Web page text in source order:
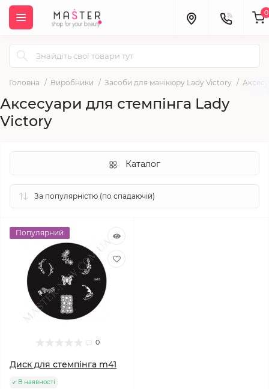
0
Головна Виробники Засоби для манікюру Lady Victory
Аксесуари для стемпінга Lady
Victory
Каталог
Популярний
0
Диск для стемпінга m41
В наявності